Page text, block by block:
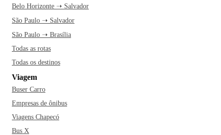
Belo Horizonte ➝ Salvador
São Paulo ➝ Salvador
São Paulo ➝ Brasília
Todas as rotas
Todas os destinos
Viagem
Buser Carro
Empresas de ônibus
Viagens Chapecó
Bus X